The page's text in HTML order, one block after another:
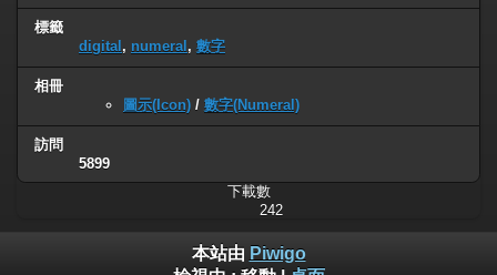
標籤
digital , numeral , 數字
相冊
圖示(Icon) / 數字(Numeral)
訪問
5899
下載數
242
本站由 Piwigo